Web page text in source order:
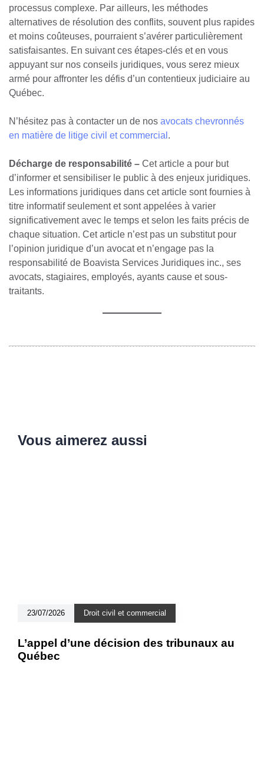
processus complexe. Par ailleurs, les méthodes
alternatives de résolution des conflits, souvent plus rapides
et moins coûteuses, pourraient s’avérer particulièrement
satisfaisantes. En suivant ces étapes-clés et en vous
appuyant sur nos conseils juridiques, vous serez mieux
armé pour affronter les défis d’un contentieux judiciaire au
Québec.
N’hésitez pas à contacter un de nos avocats chevronnés
en matière de litige civil et commercial .
Décharge de responsabilité – Cet article a pour but
d’informer et sensibiliser le public à des enjeux juridiques.
Les informations juridiques dans cet article sont fournies à
titre informatif seulement et sont appelées à varier
significativement avec le temps et selon les faits précis de
chaque situation. Cet article n’est pas un substitut pour
l’opinion juridique d’un avocat et n’engage pas la
responsabilité de Boavista Services Juridiques inc., ses
avocats, stagiaires, employés, ayants cause et sous-
traitants.
Vous aimerez aussi
23/07/2026 Droit civil et commercial
L’appel d’une décision des tribunaux au
Québec